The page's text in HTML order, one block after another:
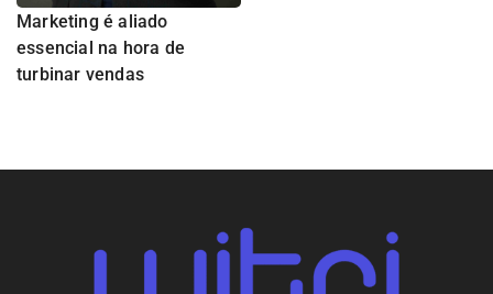
Marketing é aliado
essencial na hora de
turbinar vendas